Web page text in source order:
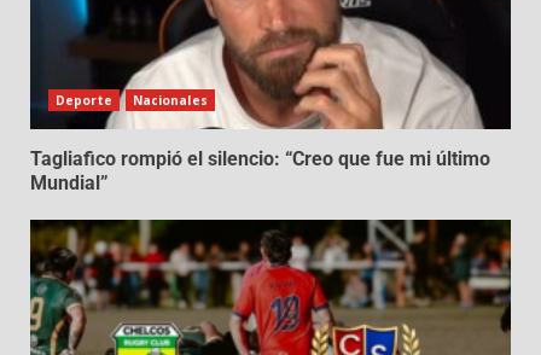
Deporte Nacionales
Tagliafico rompió el silencio: “Creo que fue mi último
Mundial”